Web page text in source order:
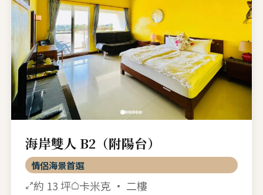
海岸雙人 B2（附陽台）
情侶海景首選
約 13 坪 卡米克 · 二樓